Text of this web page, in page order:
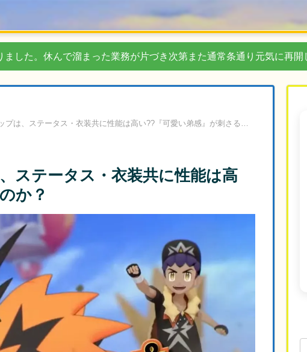
ました。休んで溜まった業務が片づき次第また通常条通り元気に再開
プは、ステータス・衣装共に性能は高い??『可愛い弟感』が刺さる…
ステータス・衣装共に性能は高
か？